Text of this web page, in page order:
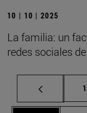
10 | 10 | 2025
La familia: un
redes sociales
1